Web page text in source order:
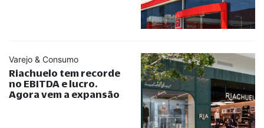
Varejo & Consumo
Riachuelo tem recorde
no EBITDA e lucro.
Agora vem a expansão